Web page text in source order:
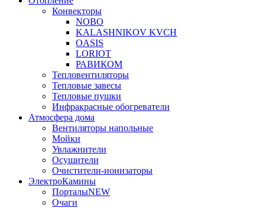
Конвекторы
NOBO
KALASHNIKOV KVCH
OASIS
LORIOT
РАВИКОМ
Тепловентиляторы
Тепловые завесы
Тепловые пушки
Инфракрасные обогреватели
Атмосфера дома
Вентиляторы напольные
Мойки
Увлажнители
Осушители
Очистители-ионизаторы
ЭлектроКамины
ПорталыNEW
Очаги